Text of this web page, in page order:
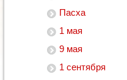
Пасха
1 мая
9 мая
1 сентября